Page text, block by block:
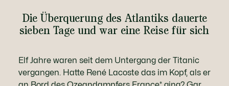
Die Überquerung des Atlantiks dauerte
sieben Tage und war eine Reise für sich
Elf Jahre waren seit dem Untergang der Titanic
vergangen. Hatte René Lacoste das im Kopf, als er